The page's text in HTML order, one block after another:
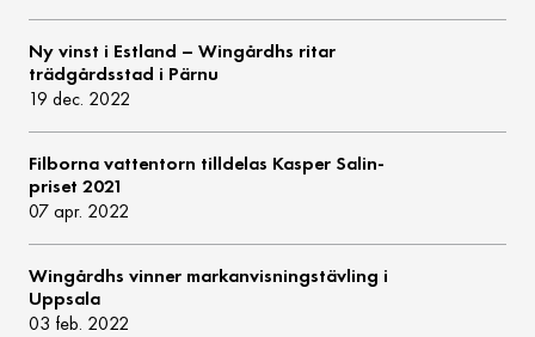
Ny vinst i Estland – Wingårdhs ritar
trädgårdsstad i Pärnu
19 dec. 2022
Filborna vattentorn tilldelas Kasper Salin-
priset 2021
07 apr. 2022
Wingårdhs vinner markanvisningstävling i
Uppsala
03 feb. 2022